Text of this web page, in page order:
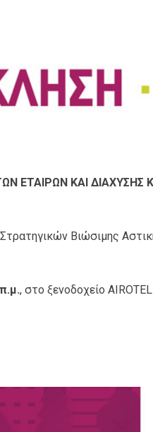
ΕΤΑΙΡΩΝ ΚΑΙ
Βιώσιμης
π.μ., στο ξενοδοχείο